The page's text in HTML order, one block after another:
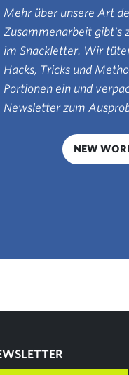
Mehr über unsere Art
Zusammenarbeit gibt's
im Snackletter. Wir
Hacks, Tricks und
Portionen ein und
Newsletter zum
NEW